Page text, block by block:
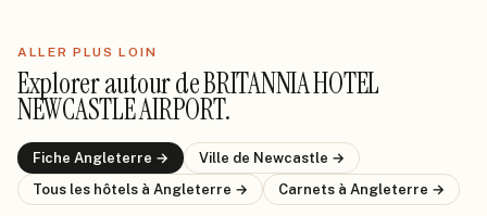
ALLER PLUS LOIN
Explorer autour deBRITANNIA HOTEL
NEWCASTLE AIRPORT.
Fiche Angleterre → Ville de Newcastle →
Tous les hôtels à Angleterre → Carnets à Angleterre →